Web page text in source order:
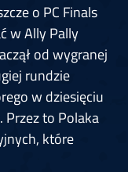
o PC Finals
w Ally Pally
od wygranej
rundzie
w dziesięciu
Przez to Polaka
które